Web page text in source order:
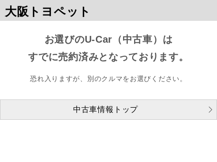
大阪トヨペット
お選びのU-Car（中古車）は
すでに売約済みとなっております。
恐れ入りますが、別のクルマをお選びください。
中古車情報トップ